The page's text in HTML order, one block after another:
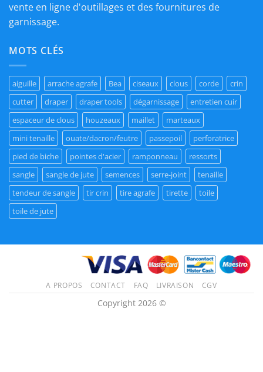
vente en ligne d'outillages et des fournitures de
garnissage.
MOTS CLÉS
aiguille arrache agrafe Bea ciseaux clous corde
crin
cutter
draper draper tools dégarnissage
entretien cuir
espaceur de clous
houzeaux maillet
marteaux
mini tenaille
ouate/dacron/feutre passepoil
perforatrice
pied de biche
pointes d'acier ramponneau
ressorts
sangle
sangle de jute semences serre-joint
tenaille
tendeur de sangle
tir crin tire agrafe tirette
toile
toile de jute
A PROPOS CONTACT FAQ LIVRAISON CGV
Copyright 2026 ©